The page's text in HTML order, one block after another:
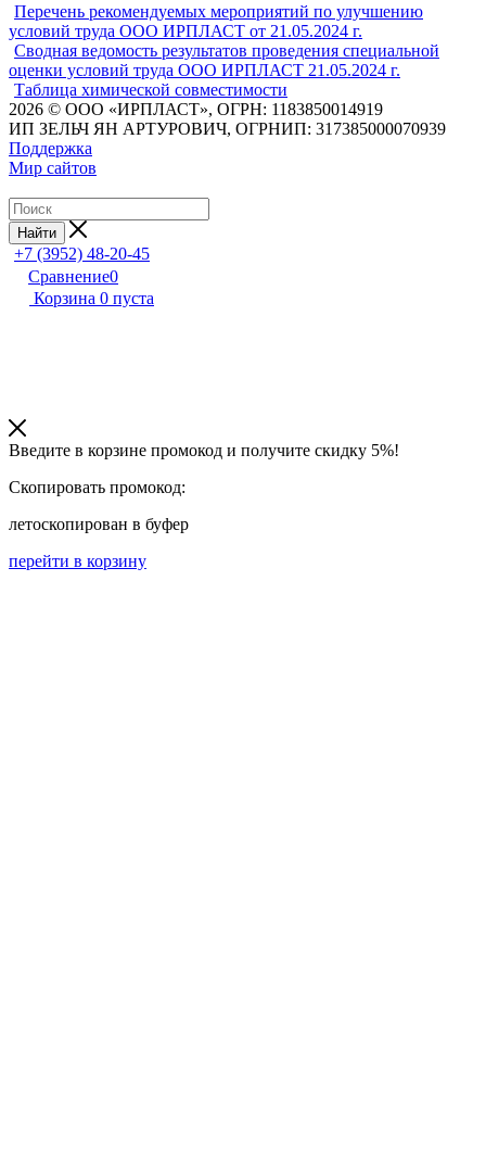
Перечень рекомендуемых мероприятий по улучшению
условий труда ООО ИРПЛАСТ от 21.05.2024 г.
Сводная ведомость результатов проведения специальной
оценки условий труда ООО ИРПЛАСТ 21.05.2024 г.
Таблица химической совместимости
2026 © ООО «ИРПЛАСТ», ОГРН: 1183850014919
ИП ЗЕЛЬЧ ЯН АРТУРОВИЧ, ОГРНИП: 317385000070939
Поддержка
Мир сайтов
Найти
+7 (3952) 48-20-45
Сравнение0
Корзина 0 пуста
Введите в корзине промокод и получите скидку 5%!
Скопировать промокод:
летоскопирован в буфер
перейти в корзину